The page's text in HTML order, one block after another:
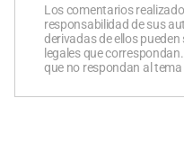
Los comentarios
responsabilidad de sus
derivadas de ellos
legales que
que no respondan al